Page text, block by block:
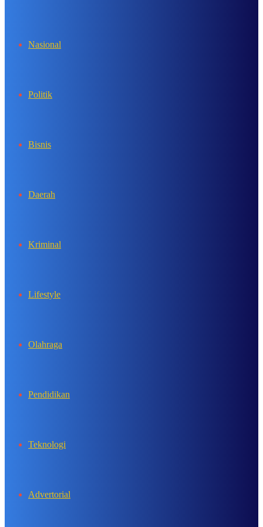
Nasional
Politik
Bisnis
Daerah
Kriminal
Lifestyle
Olahraga
Pendidikan
Teknologi
Advertorial